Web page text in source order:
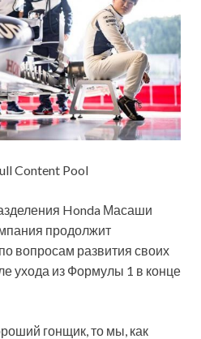
Content Pool
Honda Масаши
продолжит
вопросам развития своих
ухода из Формулы 1 в конце
гонщик, то мы, как